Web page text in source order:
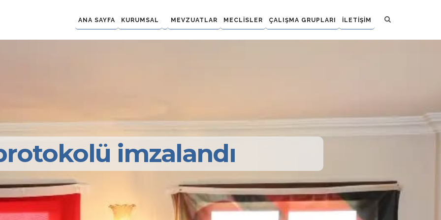
ANA SAYFA KURUMSAL MEVZUATLAR MECLİSLER ÇALIŞMA GRUPLARI İLETİŞİM
imzalandı